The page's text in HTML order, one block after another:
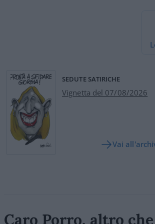
SEDUTE SATIRICHE
Vignetta del 07/08/2026
Vai
Caro Porro, altro